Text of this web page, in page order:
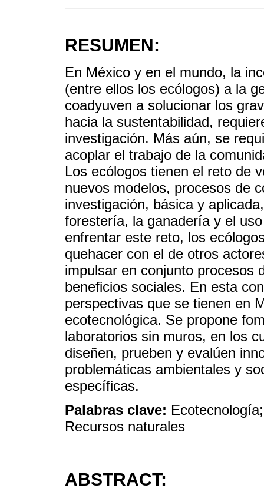
RESUMEN:
En México y en el mundo, la
(entre ellos los ecólogos) a la
coadyuven a solucionar los
hacia la sustentabilidad,
investigación. Más aún, se
acoplar el trabajo de la
Los ecólogos tienen el reto de
nuevos modelos, procesos de
investigación, básica y
forestería, la ganadería y el
enfrentar este reto, los
quehacer con el de otros
impulsar en conjunto procesos
beneficios sociales. En esta
perspectivas que se tienen en
ecotecnológica. Se propone
laboratorios sin muros, en los
diseñen, prueben y evalúen
problemáticas ambientales y
específicas.
Palabras clave:
Recursos naturales
ABSTRACT: